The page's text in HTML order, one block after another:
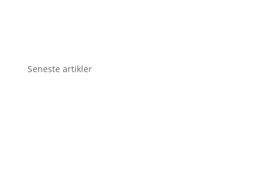
Seneste artikler